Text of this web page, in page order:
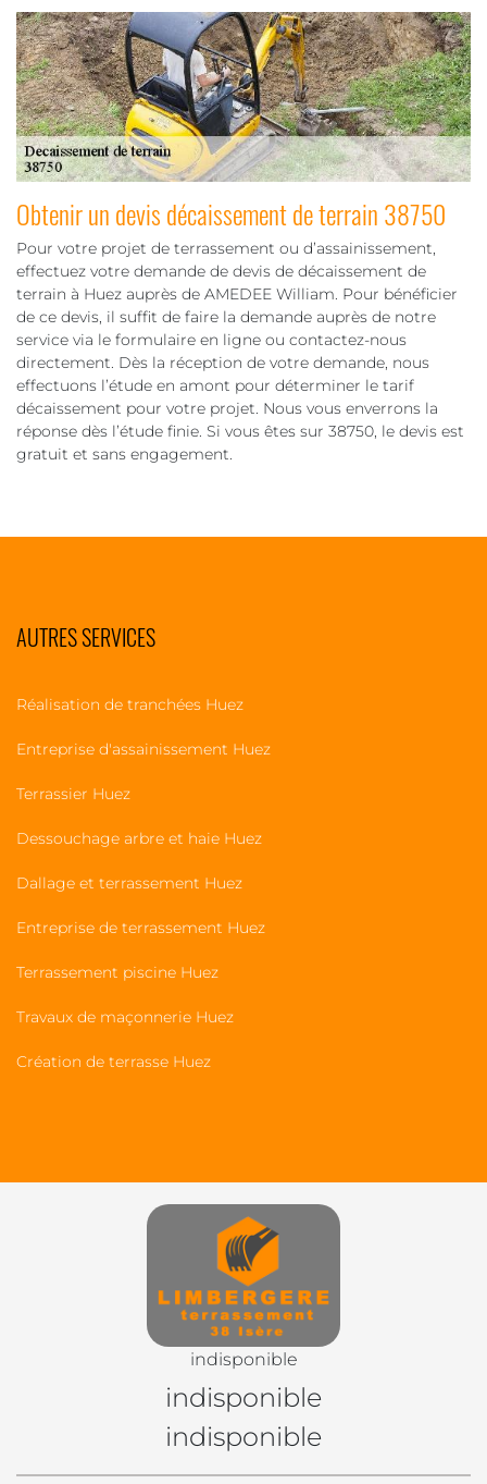
Obtenir un devis décaissement de terrain 38750
Pour votre projet de terrassement ou d’assainissement,
effectuez votre demande de devis de décaissement de
terrain à Huez auprès de AMEDEE William. Pour bénéficier
de ce devis, il suffit de faire la demande auprès de notre
service via le formulaire en ligne ou contactez-nous
directement. Dès la réception de votre demande, nous
effectuons l’étude en amont pour déterminer le tarif
décaissement pour votre projet. Nous vous enverrons la
réponse dès l’étude finie. Si vous êtes sur 38750, le devis est
gratuit et sans engagement.
AUTRES SERVICES
Réalisation de tranchées Huez
Entreprise d'assainissement Huez
Terrassier Huez
Dessouchage arbre et haie Huez
Dallage et terrassement Huez
Entreprise de terrassement Huez
Terrassement piscine Huez
Travaux de maçonnerie Huez
Création de terrasse Huez
indisponible
indisponible
indisponible